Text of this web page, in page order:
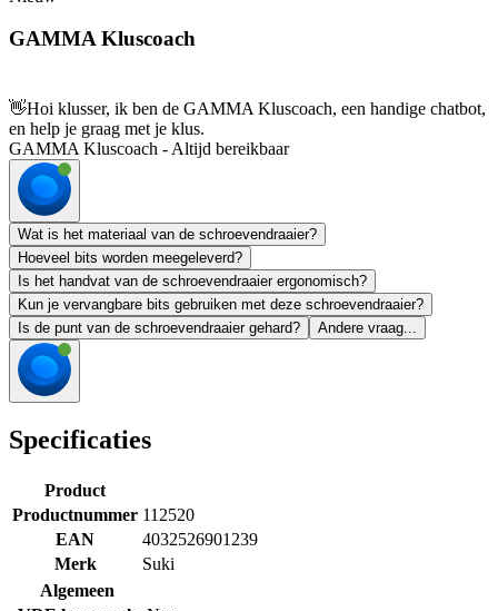
GAMMA Kluscoach
👋Hoi klusser, ik ben de GAMMA Kluscoach, een handige chatbot,
en help je graag met je klus.
GAMMA Kluscoach - Altijd bereikbaar
Wat is het materiaal van de schroevendraaier?
Hoeveel bits worden meegeleverd?
Is het handvat van de schroevendraaier ergonomisch?
Kun je vervangbare bits gebruiken met deze schroevendraaier?
Is de punt van de schroevendraaier gehard?
Andere vraag...
Specificaties
Product
Productnummer 112520
EAN
4032526901239
Merk
Suki
Algemeen